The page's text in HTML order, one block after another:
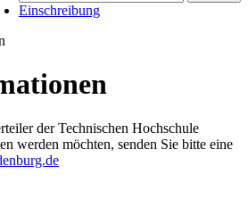
Einschreibung
der Technischen Hochschule
werden möchten, senden Sie bitte eine